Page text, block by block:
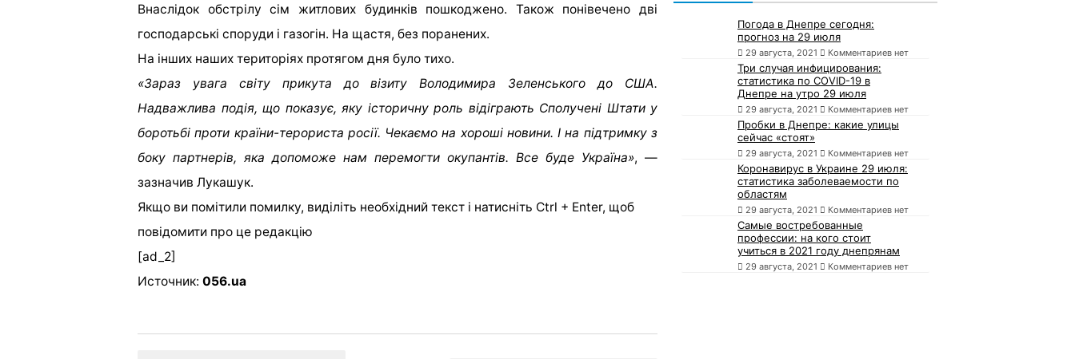
Внаслідок обстрілу сім житлових будинків пошкоджено. Також понівечено дві
господарські споруди і газогін. На щастя, без поранених.
На інших наших територіях протягом дня було тихо.
«Зараз увага світу прикута до візиту Володимира Зеленського до США.
Надважлива подія, що показує, яку історичну роль відіграють Сполучені Штати у
боротьбі проти країни-терориста росії. Чекаємо на хороші новини. І на підтримку з
боку партнерів, яка допоможе нам перемогти окупантів. Все буде Україна», —
зазначив Лукашук.
Якщо ви помітили помилку, виділіть необхідний текст і натисніть Ctrl + Enter, щоб
повідомити про це редакцію
[ad_2]
Источник: 056.ua
Погода в Днепре сегодня:
прогноз на 29 июля
29 августа, 2021 Комментариев нет
Три случая инфицирования:
статистика по COVID-19 в
Днепре на утро 29 июля
29 августа, 2021 Комментариев нет
Пробки в Днепре: какие улицы
сейчас «стоят»
29 августа, 2021 Комментариев нет
Коронавирус в Украине 29 июля:
статистика заболеваемости по
областям
29 августа, 2021 Комментариев нет
Самые востребованные
профессии: на кого стоит
учиться в 2021 году днепрянам
29 августа, 2021 Комментариев нет